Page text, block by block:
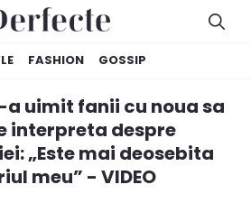
FASHION GOSSIP
a uimit fanii cu noua sa
interpreta despre
„Este mai deosebita
meu” - VIDEO